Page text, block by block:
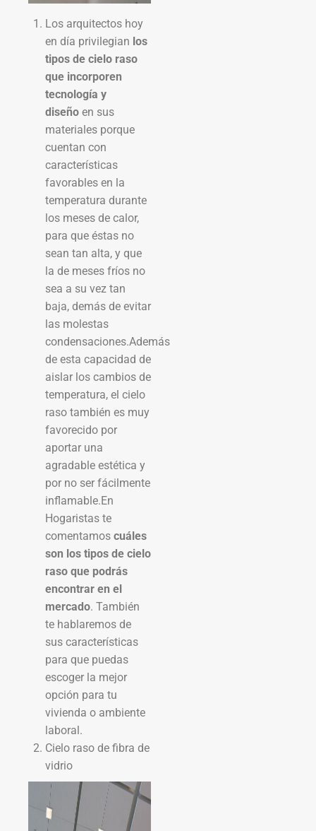
Los arquitectos hoy
en día privilegian los
tipos de cielo raso
que incorporen
tecnología y
diseño en sus
materiales porque
cuentan con
características
favorables en la
temperatura durante
los meses de calor,
para que éstas no
sean tan alta, y que
la de meses fríos no
sea a su vez tan
baja, demás de evitar
las molestas
condensaciones.Además
de esta capacidad de
aislar los cambios de
temperatura, el cielo
raso también es muy
favorecido por
aportar una
agradable estética y
por no ser fácilmente
inflamable.En
Hogaristas te
comentamos cuáles
son los tipos de cielo
raso que podrás
encontrar en el
mercado. También
te hablaremos de
sus características
para que puedas
escoger la mejor
opción para tu
vivienda o ambiente
laboral.
Cielo raso de fibra de
vidrio